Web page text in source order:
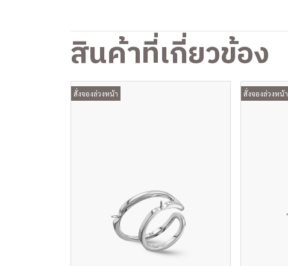
สินค้าที่เกี่ยวข้อง
สั่งจองล่วงหน้า สั่งจองล่วงหน้า